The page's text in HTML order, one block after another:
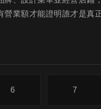
業額才能證明誰才是真
6 7